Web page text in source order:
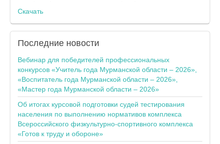
Скачать
Последние новости
Вебинар для победителей профессиональных
конкурсов «Учитель года Мурманской области – 2026»,
«Воспитатель года Мурманской области – 2026»,
«Мастер года Мурманской области – 2026»
Об итогах курсовой подготовки судей тестирования
населения по выполнению нормативов комплекса
Всероссийского физкультурно-спортивного комплекса
«Готов к труду и обороне»